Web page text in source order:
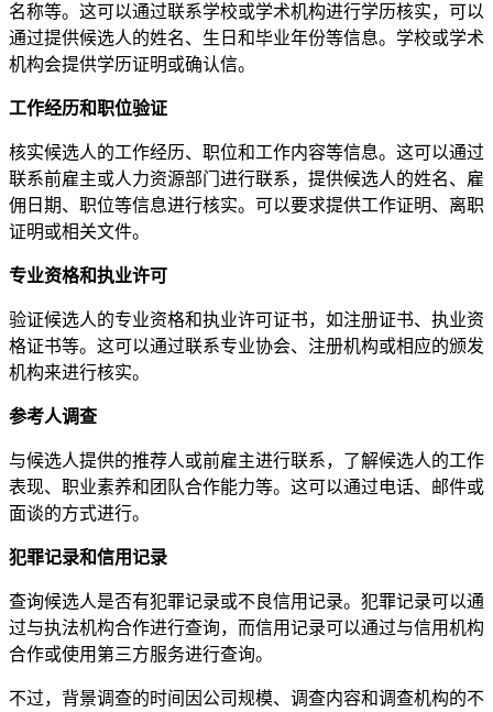
名称等。这可以通过联系学校或学术机构进行学历核实，可以
通过提供候选人的姓名、生日和毕业年份等信息。学校或学术
机构会提供学历证明或确认信。
工作经历和职位验证
核实候选人的工作经历、职位和工作内容等信息。这可以通过
联系前雇主或人力资源部门进行联系，提供候选人的姓名、雇
佣日期、职位等信息进行核实。可以要求提供工作证明、离职
证明或相关文件。
专业资格和执业许可
验证候选人的专业资格和执业许可证书，如注册证书、执业资
格证书等。这可以通过联系专业协会、注册机构或相应的颁发
机构来进行核实。
参考人调查
与候选人提供的推荐人或前雇主进行联系，了解候选人的工作
表现、职业素养和团队合作能力等。这可以通过电话、邮件或
面谈的方式进行。
犯罪记录和信用记录
查询候选人是否有犯罪记录或不良信用记录。犯罪记录可以通
过与执法机构合作进行查询，而信用记录可以通过与信用机构
合作或使用第三方服务进行查询。
不过，背景调查的时间因公司规模、调查内容和调查机构的不